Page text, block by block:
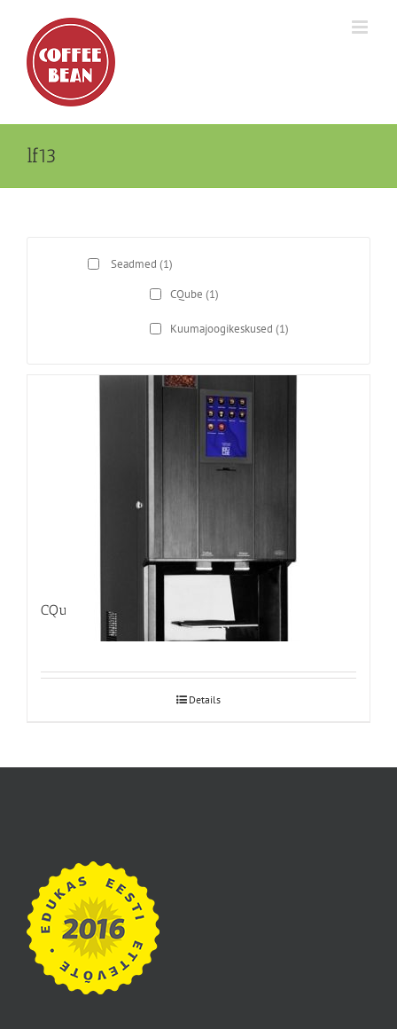
content
lf13
Seadmed (1)
CQube (1)
Kuumajoogikeskused (1)
CQube LF13 Touch kuumajoogikeskus
Details